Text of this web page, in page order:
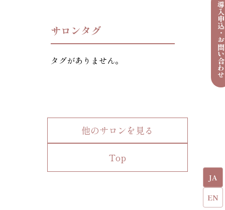
導入申込・
JA
EN
サロンタグ
タグがありません。
他のサロンを見る
Top